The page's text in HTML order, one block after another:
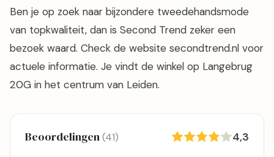
Ben je op zoek naar bijzondere tweedehandsmode
van topkwaliteit, dan is Second Trend zeker een
bezoek waard. Check de website secondtrend.nl voor
actuele informatie. Je vindt de winkel op Langebrug
20G in het centrum van Leiden.
Beoordelingen(41) 4,3